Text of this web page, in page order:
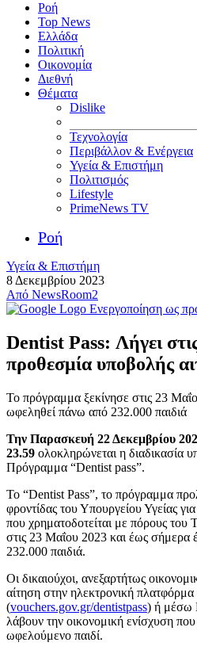
Ροή
Top News
Ελλάδα
Πολιτική
Οικονομία
Διεθνή
Θέματα
Dislike
Τεχνολογία
Περιβάλλον & Ενέργεια
Υγεία & Επιστήμη
Πολιτισμός
Lifestyle
PrimeNews TV
Ροή
Υγεία & Επιστήμη
8 Δεκεμβρίου 2023
Από NewsRoom2
Ενεργοποίηση ως
Dentist Pass: Λήγει
προθεσμία υποβολής
Το πρόγραμμα ξεκίνησε στις 23
ωφεληθεί πάνω από 232.000 παιδιά
Την Παρασκευή 22 Δεκεμβρίου
23.59 ολοκληρώνεται η διαδικασία
Πρόγραμμα “Dentist pass”.
Το “Dentist Pass”, το πρόγραμμα
φροντίδας του Υπουργείου Υγείας
που χρηματοδοτείται με πόρους του
στις 23 Μαΐου 2023 και έως σήμερα
232.000 παιδιά.
Οι δικαιούχοι, ανεξαρτήτως
αίτηση στην ηλεκτρονική
(vouchers.gov.gr/dentistpass) ή μέσω
λάβουν την οικονομική ενίσχυση
ωφελούμενο παιδί.